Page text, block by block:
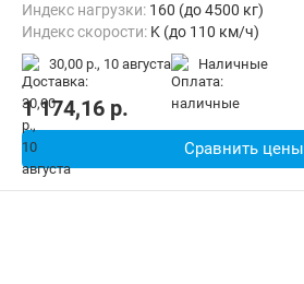
Индекс нагрузки: 160 (до 4500 кг)
Индекс скорости: K (до 110 км/ч)
30,00 р., 10 августа наличные
1 174,16 p.
Сравнить цены